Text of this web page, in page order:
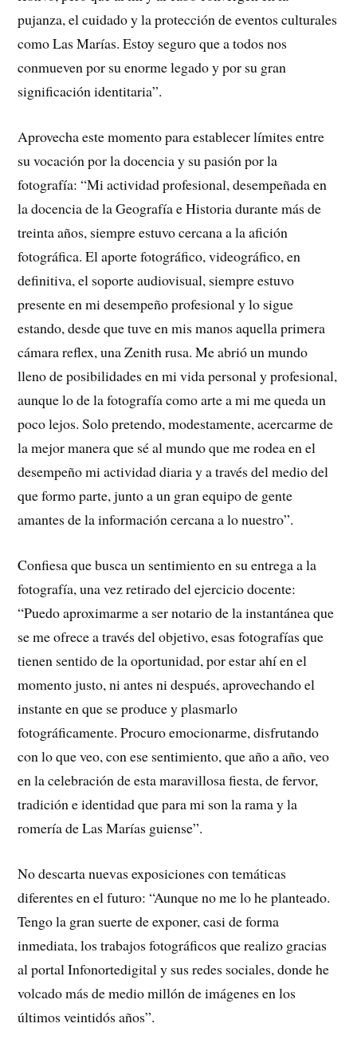
pujanza, el cuidado y la protección de eventos culturales
como Las Marías. Estoy seguro que a todos nos
conmueven por su enorme legado y por su gran
significación identitaria”.
Aprovecha este momento para establecer límites entre
su vocación por la docencia y su pasión por la
fotografía: “Mi actividad profesional, desempeñada en
la docencia de la Geografía e Historia durante más de
treinta años, siempre estuvo cercana a la afición
fotográfica. El aporte fotográfico, videográfico, en
definitiva, el soporte audiovisual, siempre estuvo
presente en mi desempeño profesional y lo sigue
estando, desde que tuve en mis manos aquella primera
cámara reflex, una Zenith rusa. Me abrió un mundo
lleno de posibilidades en mi vida personal y profesional,
aunque lo de la fotografía como arte a mi me queda un
poco lejos. Solo pretendo, modestamente, acercarme de
la mejor manera que sé al mundo que me rodea en el
desempeño mi actividad diaria y a través del medio del
que formo parte, junto a un gran equipo de gente
amantes de la información cercana a lo nuestro”.
Confiesa que busca un sentimiento en su entrega a la
fotografía, una vez retirado del ejercicio docente:
“Puedo aproximarme a ser notario de la instantánea que
se me ofrece a través del objetivo, esas fotografías que
tienen sentido de la oportunidad, por estar ahí en el
momento justo, ni antes ni después, aprovechando el
instante en que se produce y plasmarlo
fotográficamente. Procuro emocionarme, disfrutando
con lo que veo, con ese sentimiento, que año a año, veo
en la celebración de esta maravillosa fiesta, de fervor,
tradición e identidad que para mi son la rama y la
romería de Las Marías guiense”.
No descarta nuevas exposiciones con temáticas
diferentes en el futuro: “Aunque no me lo he planteado.
Tengo la gran suerte de exponer, casi de forma
inmediata, los trabajos fotográficos que realizo gracias
al portal Infonortedigital y sus redes sociales, donde he
volcado más de medio millón de imágenes en los
últimos veintidós años”.